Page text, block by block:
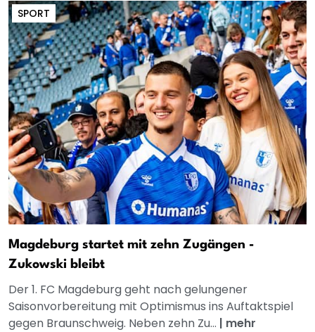
SPORT
Magdeburg startet mit zehn Zugängen -
Zukowski bleibt
Der 1. FC Magdeburg geht nach gelungener
Saisonvorbereitung mit Optimismus ins Auftaktspiel
gegen Braunschweig. Neben zehn Zu... | mehr